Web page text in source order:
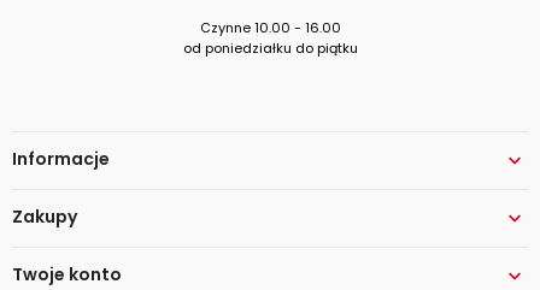
Czynne 10.00 - 16.00
od poniedziałku do piątku
Informacje 
Zakupy 
Twoje konto 